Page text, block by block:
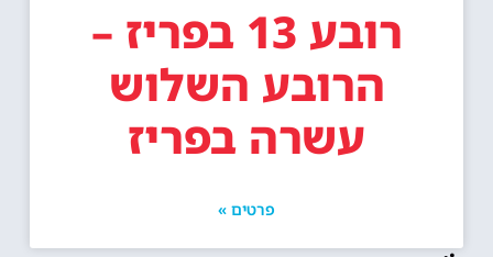
רובע 13 בפריז –
הרובע השלוש
עשרה בפריז
פרטים »